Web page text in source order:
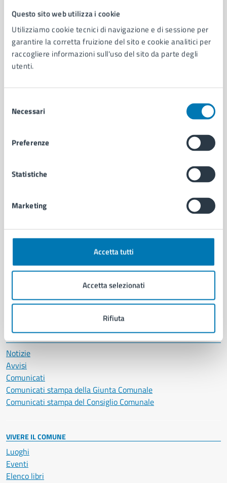
Questo sito web utilizza i cookie
Utilizziamo cookie tecnici di navigazione e di sessione per
garantire la corretta fruizione del sito e cookie analitici per
raccogliere informazioni sull'uso del sito da parte degli
utenti.
delNecessari
Preferenze
Statistiche
Marketing
Accetta tutti
Accetta selezionati
Rifiuta
AMMINISTRAZIONE
Aree amministrative
Organi di governo
Municipalità
Uffici
Personale amministrativo
Autorizzazioni
Educazione e formazione
Giustizia e sicurezza pubblica
Imprese e commercio
Salute, benessere e assistenza
Vita lavorativa
NOVITÀ
Notizie
Avvisi
Comunicati
Comunicati stampa della Giunta Comunale
Comunicati stampa del Consiglio Comunale
VIVERE IL COMUNE
Luoghi
Eventi
Elenco libri